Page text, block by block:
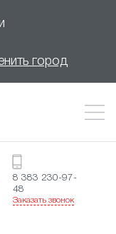
город
8 383 230-97-
48
Заказать звонок